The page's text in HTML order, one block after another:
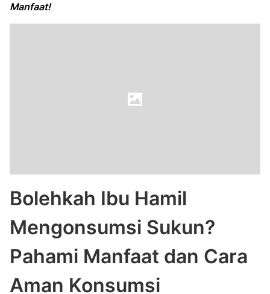
Manfaat!
Bolehkah Ibu Hamil
Mengonsumsi Sukun?
Pahami Manfaat dan Cara
Aman Konsumsi